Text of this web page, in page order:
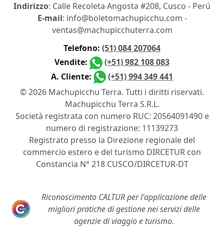
Indirizzo: Calle Recoleta Angosta #208, Cusco - Perú
E-mail: info@boletomachupicchu.com -
ventas@machupicchuterra.com
Telefono: (51) 084 207064
Vendite:
(+51) 982 108 083
A. Cliente:
(+51) 994 349 441
© 2026 Machupicchu Terra. Tutti i diritti riservati.
Machupicchu Terra S.R.L.
Società registrata con numero RUC: 20564091490 e
numero di registrazione: 11139273
Registrato presso la Direzione regionale del
commercio estero e del turismo DIRCETUR con
Constancia N° 218 CUSCO/DIRCETUR-DT
Riconoscimento CALTUR per l'applicazione delle
migliori pratiche di gestione nei servizi delle
agenzie di viaggio e turismo.